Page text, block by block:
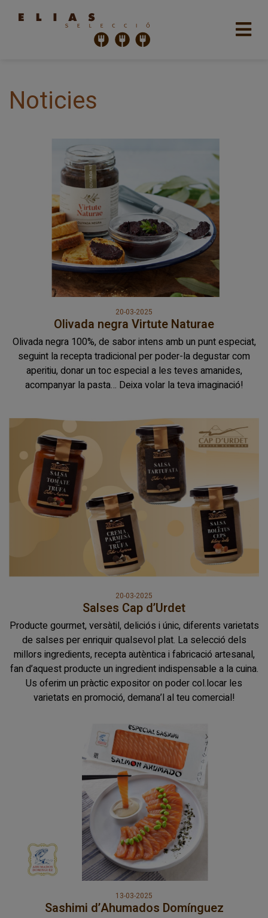
Noticies
20-03-2025
Olivada negra Virtute Naturae
Olivada negra 100%, de sabor intens amb un punt especiat,
seguint la recepta tradicional per poder-la degustar com
aperitiu, donar un toc especial a les teves amanides,
acompanyar la pasta… Deixa volar la teva imaginació!
20-03-2025
Salses Cap d’Urdet
Producte gourmet, versàtil, deliciós i únic, diferents varietats
de salses per enriquir qualsevol plat. La selecció dels
millors ingredients, recepta autèntica i fabricació artesanal,
fan d’aquest producte un ingredient indispensable a la cuina.
Us oferim un pràctic expositor on poder col.locar les
varietats en promoció, demana’l al teu comercial!
13-03-2025
Sashimi d’Ahumados Domínguez